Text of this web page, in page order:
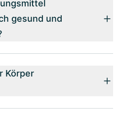
gesund und
Körper